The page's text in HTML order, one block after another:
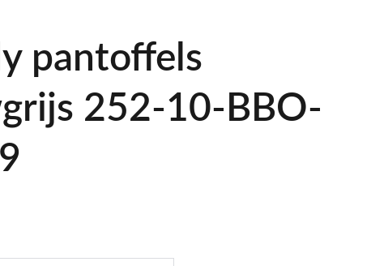
pantoffels
252-10-BBO-